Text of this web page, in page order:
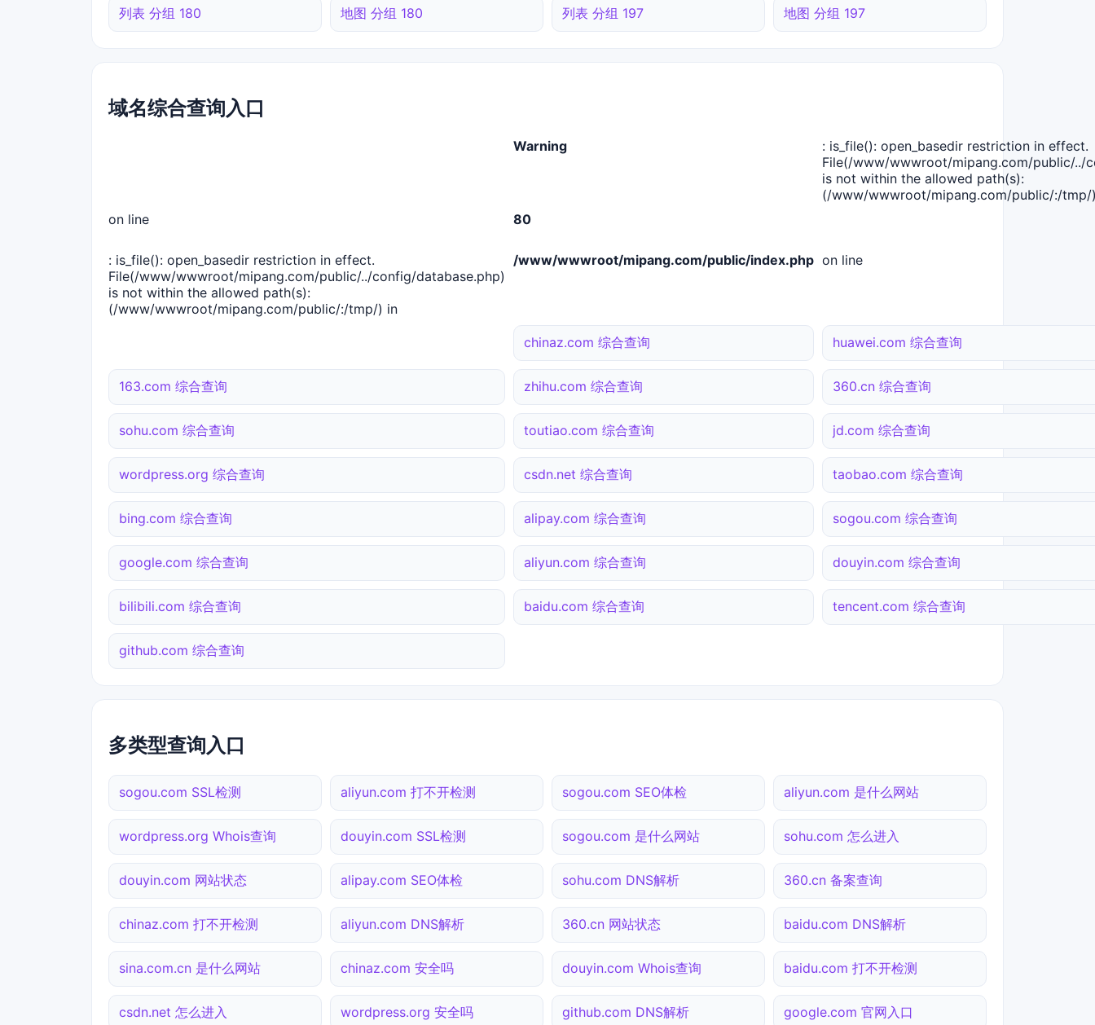
列表 分组 180 地图 分组 180 列表 分组 197 地图 分组 197
域名综合查询入口
Warning
: is_file(): open_basedir restriction in effect.
File(/www/wwwroot/mipang.com/public/../
is not within the allowed path(s):
(/www/wwwroot/mipang.com/public/:/tmp/
on line
80
: is_file(): open_basedir restriction in effect.
File(/www/wwwroot/mipang.com/public/../config/database.php)
is not within the allowed path(s):
(/www/wwwroot/mipang.com/public/:/tmp/) in
/www/wwwroot/mipang.com/public/index.php on line
chinaz.com 综合查询 huawei.com 综合查询
163.com 综合查询 zhihu.com 综合查询 360.cn 综合查询
sohu.com 综合查询 toutiao.com 综合查询 jd.com 综合查询
wordpress.org 综合查询 csdn.net 综合查询 taobao.com 综合查询
bing.com 综合查询 alipay.com 综合查询 sogou.com 综合查询
google.com 综合查询 aliyun.com 综合查询 douyin.com 综合查询
bilibili.com 综合查询 baidu.com 综合查询 tencent.com 综合查询
github.com 综合查询
多类型查询入口
sogou.com SSL检测 aliyun.com 打不开检测 sogou.com SEO体检 aliyun.com 是什么网站
wordpress.org Whois查询 douyin.com SSL检测 sogou.com 是什么网站 sohu.com 怎么进入
douyin.com 网站状态 alipay.com SEO体检 sohu.com DNS解析 360.cn 备案查询
chinaz.com 打不开检测 aliyun.com DNS解析 360.cn 网站状态 baidu.com DNS解析
sina.com.cn 是什么网站 chinaz.com 安全吗 douyin.com Whois查询 baidu.com 打不开检测
csdn.net 怎么进入 wordpress.org 安全吗 github.com DNS解析 google.com 官网入口